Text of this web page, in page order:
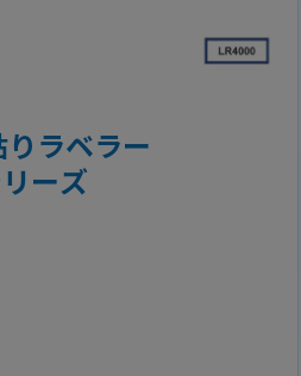
ラベラー
ーズ